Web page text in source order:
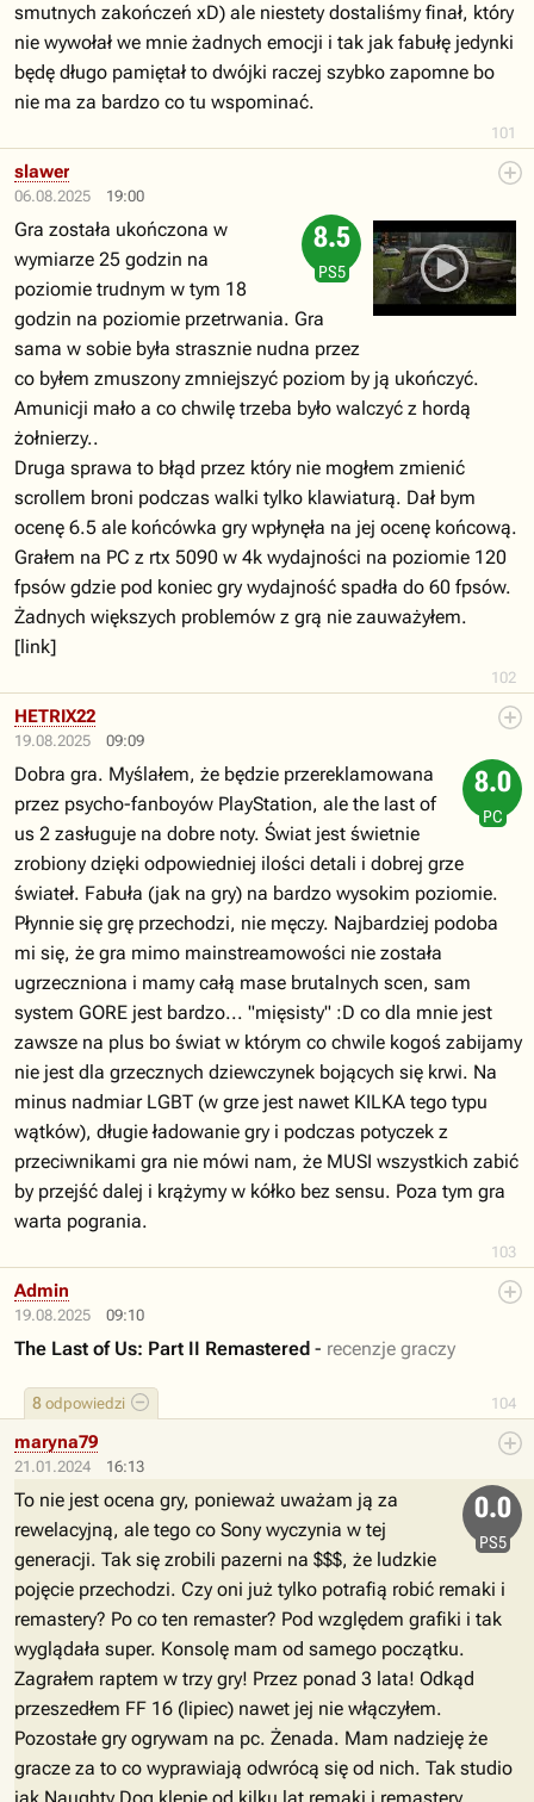
101
smutnych zakończeń xD) ale niestety dostaliśmy finał, który
nie wywołał we mnie żadnych emocji i tak jak fabułę jedynki
będę długo pamiętał to dwójki raczej szybko zapomne bo
nie ma za bardzo co tu wspominać.
06.08.2025 19:00
102
slawer
8.5
PS5
Gra została ukończona w
wymiarze 25 godzin na
poziomie trudnym w tym 18
godzin na poziomie przetrwania. Gra
sama w sobie była strasznie nudna przez
co byłem zmuszony zmniejszyć poziom by ją ukończyć.
Amunicji mało a co chwilę trzeba było walczyć z hordą
żołnierzy..
Druga sprawa to błąd przez który nie mogłem zmienić
scrollem broni podczas walki tylko klawiaturą. Dał bym
ocenę 6.5 ale końcówka gry wpłynęła na jej ocenę końcową.
Grałem na PC z rtx 5090 w 4k wydajności na poziomie 120
fpsów gdzie pod koniec gry wydajność spadła do 60 fpsów.
Żadnych większych problemów z grą nie zauważyłem.
[link]
19.08.2025 09:09
103
HETRIX22
8.0
PC
Dobra gra. Myślałem, że będzie przereklamowana
przez psycho-fanboyów PlayStation, ale the last of
us 2 zasługuje na dobre noty. Świat jest świetnie
zrobiony dzięki odpowiedniej ilości detali i dobrej grze
świateł. Fabuła (jak na gry) na bardzo wysokim poziomie.
Płynnie się grę przechodzi, nie męczy. Najbardziej podoba
mi się, że gra mimo mainstreamowości nie została
ugrzeczniona i mamy całą mase brutalnych scen, sam
system GORE jest bardzo... "mięsisty" :D co dla mnie jest
zawsze na plus bo świat w którym co chwile kogoś zabijamy
nie jest dla grzecznych dziewczynek bojących się krwi. Na
minus nadmiar LGBT (w grze jest nawet KILKA tego typu
wątków), długie ładowanie gry i podczas potyczek z
przeciwnikami gra nie mówi nam, że MUSI wszystkich zabić
by przejść dalej i krążymy w kółko bez sensu. Poza tym gra
warta pogrania.
19.08.2025 09:10
104
8 odpowiedzi
Admin
The Last of Us: Part II Remastered - recenzje graczy
21.01.2024 16:13
maryna79
0.0
PS5
To nie jest ocena gry, ponieważ uważam ją za
rewelacyjną, ale tego co Sony wyczynia w tej
generacji. Tak się zrobili pazerni na $$$, że ludzkie
pojęcie przechodzi. Czy oni już tylko potrafią robić remaki i
remastery? Po co ten remaster? Pod względem grafiki i tak
wyglądała super. Konsolę mam od samego początku.
Zagrałem raptem w trzy gry! Przez ponad 3 lata! Odkąd
przeszedłem FF 16 (lipiec) nawet jej nie włączyłem.
Pozostałe gry ogrywam na pc. Żenada. Mam nadzieję że
gracze za to co wyprawiają odwrócą się od nich. Tak studio